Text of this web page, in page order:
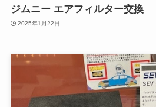
ジムニー エアフィルター交換
2025年1月22日